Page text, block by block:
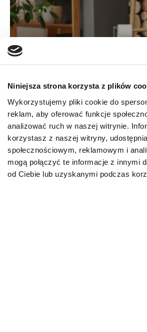
Niniejsza strona korzysta z plików
Wykorzystujemy pliki cookie do
reklam, aby oferować funkcje
analizować ruch w naszej witrynie.
korzystasz z naszej witryny,
społecznościowym, reklamowym i
mogą połączyć te informacje z innymi
od Ciebie lub uzyskanymi podczas
AKTUALNOŚCI
Biegunka u kota – przyczyny,
co podać? Domowe sposoby
23.06.2026